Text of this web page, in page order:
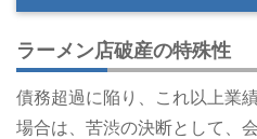
ラーメン店破産の特殊性
債務超過に陥り、これ以上業
場合は、苦渋の決断として、